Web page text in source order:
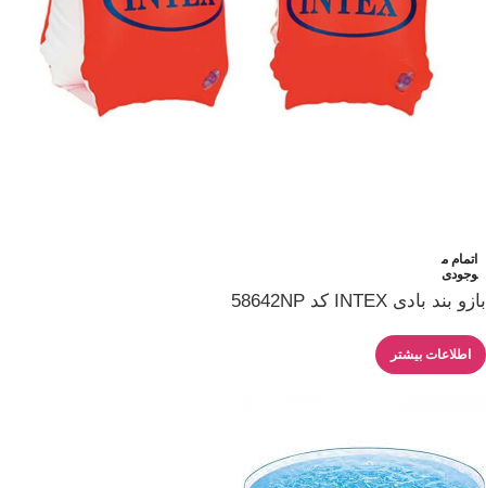
اتمام م
وجودی
بازو بند بادی INTEX کد 58642NP
اطلاعات بیشتر